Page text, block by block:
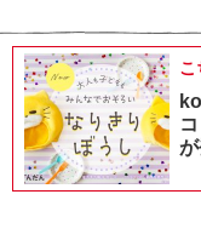
こ
が